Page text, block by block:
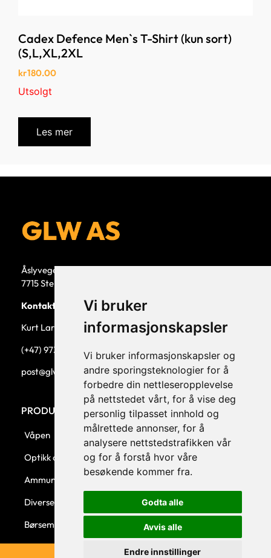
Vi bruker
informasjonskapsler
Vi bruker informasjonskapsler og
andre sporingsteknologier for å
forbedre din nettleseropplevelse
på nettstedet vårt, for å vise deg
personlig tilpasset innhold og
målrettede annonser, for å
analysere nettstedstrafikken vår
og for å forstå hvor våre
besøkende kommer fra.
Godta alle
Avvis alle
Endre innstillinger
Cadex Defence Men`s T-Shirt (kun sort)
(S,L,XL,2XL
kr180.00
Utsolgt
Les mer
Åslyvegen 5b
7715 Steinkjer
Kontaktperson
Kurt Larsen, daglig leder.
(+47) 973 33 332
post@glw.no
PRODUKTKATEGORIER
Våpen
Optikk og montasjer
Ammunisjon
Diverse
Børsemaker